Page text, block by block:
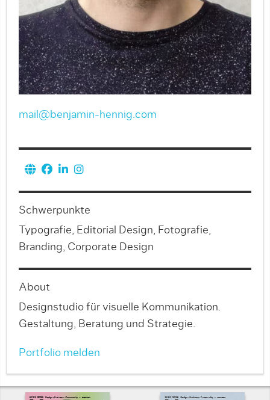
mail@benjamin-hennig.com
Schwerpunkte
Typografie, Editorial Design, Fotografie,
Branding, Corporate Design
About
Designstudio für visuelle Kommunikation.
Gestaltung, Beratung und Strategie.
Portfolio melden